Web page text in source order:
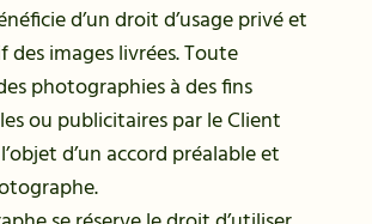
d’un droit d’usage privé et
des images livrées. Toute
photographies à des fins
ou publicitaires par le Client
d’un accord préalable et